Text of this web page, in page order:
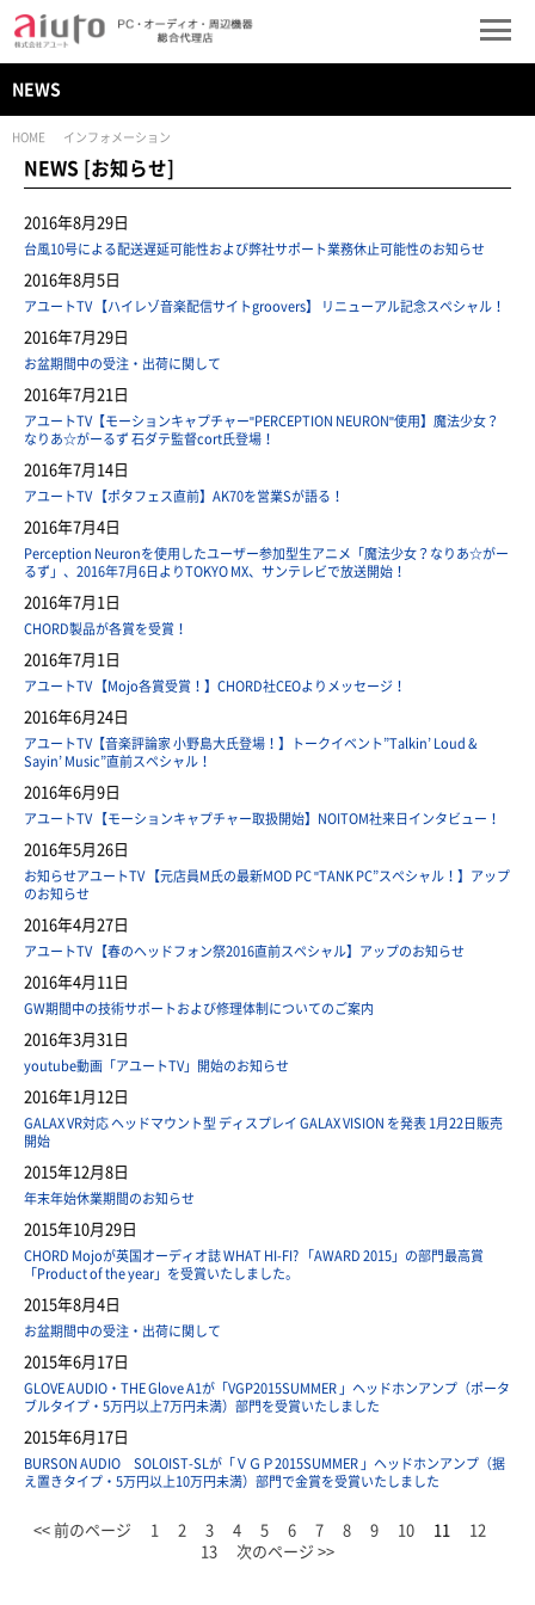
NEWS
HOME インフォメーション
NEWS [お知らせ]
2016年8月29日
台風10号による配送遅延可能性および弊社サポート業務休止可能性のお知らせ
2016年8月5日
アユートTV 【ハイレゾ音楽配信サイトgroovers】 リニューアル記念スペシャル！
2016年7月29日
お盆期間中の受注・出荷に関して
2016年7月21日
アユートTV【モーションキャプチャー"PERCEPTION NEURON"使用】魔法少女？
なりあ☆がーるず 石ダテ監督cort氏登場！
2016年7月14日
アユートTV 【ポタフェス直前】AK70を営業Sが語る！
2016年7月4日
Perception Neuronを使用したユーザー参加型生アニメ「魔法少女？なりあ☆がー
るず」、2016年7月6日よりTOKYO MX、サンテレビで放送開始！
2016年7月1日
CHORD製品が各賞を受賞！
2016年7月1日
アユートTV 【Mojo各賞受賞！】CHORD社CEOよりメッセージ！
2016年6月24日
アユートTV【音楽評論家 小野島大氏登場！】トークイベント”Talkin’ Loud &
Sayin’ Music”直前スペシャル！
2016年6月9日
アユートTV 【モーションキャプチャー取扱開始】NOITOM社来日インタビュー！
2016年5月26日
お知らせアユートTV 【元店員M氏の最新MOD PC "TANK PC”スペシャル！】アップ
のお知らせ
2016年4月27日
アユートTV 【春のヘッドフォン祭2016直前スペシャル】アップのお知らせ
2016年4月11日
GW期間中の技術サポートおよび修理体制についてのご案内
2016年3月31日
youtube動画「アユートTV」開始のお知らせ
2016年1月12日
GALAX VR対応 ヘッドマウント型 ディスプレイ GALAX VISION を発表 1月22日販売
開始
2015年12月8日
年末年始休業期間のお知らせ
2015年10月29日
CHORD Mojoが英国オーディオ誌 WHAT HI-FI? 「AWARD 2015」の部門最高賞
「Product of the year」を受賞いたしました。
2015年8月4日
お盆期間中の受注・出荷に関して
2015年6月17日
GLOVE AUDIO・THE Glove A1が「VGP2015SUMMER 」ヘッドホンアンプ（ポータ
ブルタイプ・5万円以上7万円未満）部門を受賞いたしました
2015年6月17日
BURSON AUDIO SOLOIST-SLが「ＶＧＰ2015SUMMER 」ヘッドホンアンプ（据
え置きタイプ・5万円以上10万円未満）部門で金賞を受賞いたしました
<< 前のページ 1 2 3 4 5 6 7 8 9 10 11 12
13
次のページ >>